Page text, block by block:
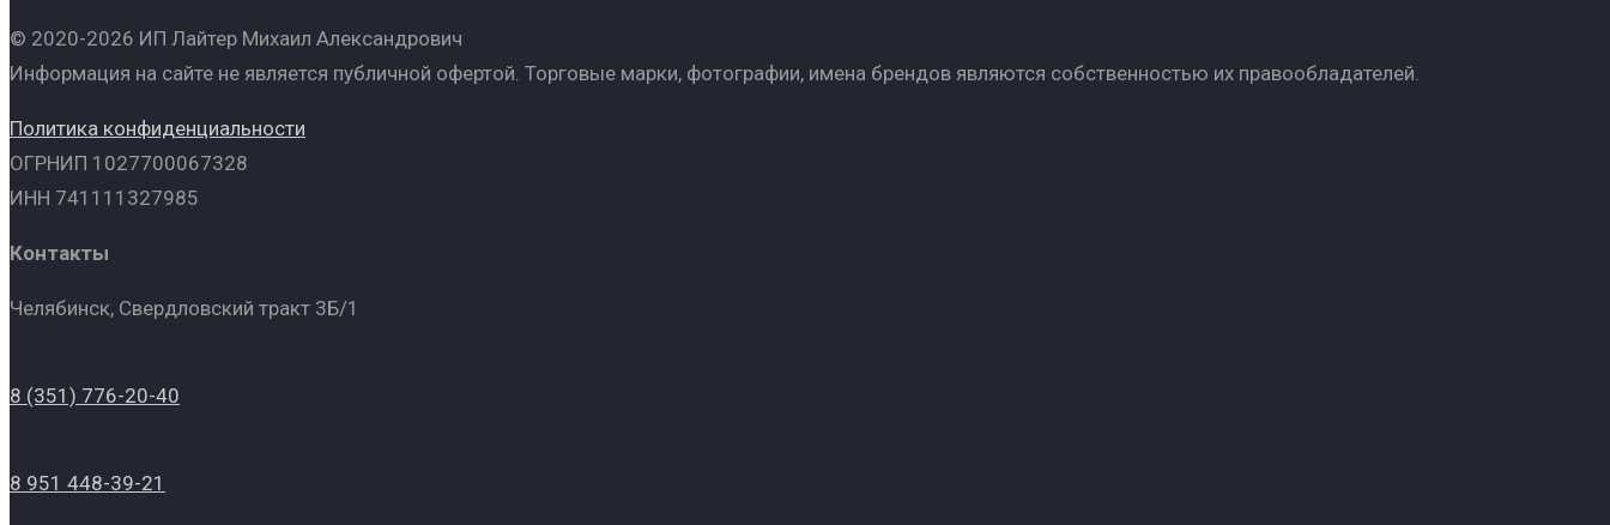
© 2020-2026 ИП Лайтер Михаил Александрович
Информация на сайте не является публичной офертой. Торговые марки, фотографии, имена брендов являются собственностью их правообладателей.
Политика конфиденциальности
ОГРНИП 1027700067328
ИНН 741111327985
Контакты
Челябинск, Свердловский тракт 3Б/1
8 (351) 776-20-40
8 951 448-39-21